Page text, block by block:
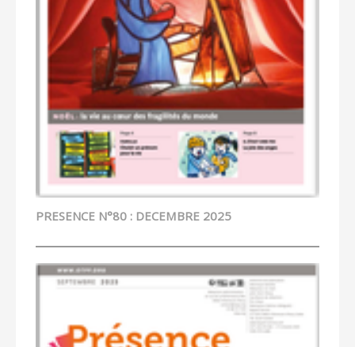
PRESENCE N°80 : DECEMBRE 2025